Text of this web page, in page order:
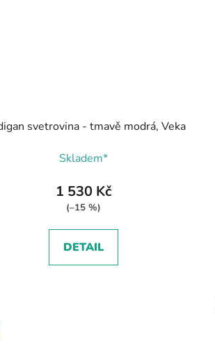
svetrovina - tmavě modrá, Veka
Skladem*
1 530 Kč
(–15 %)
DETAIL